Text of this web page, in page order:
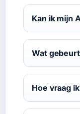
Kan ik mijn
Wat
Hoe vraag